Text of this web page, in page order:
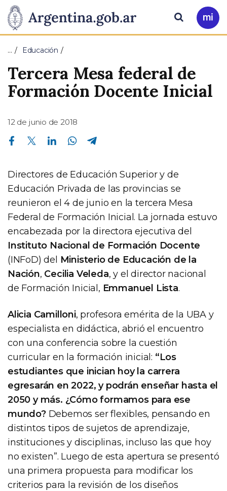
Presidencia
de
la
Nación
Pasar al contenido principal
Ir
a
Buscar
… Educación
Tercera Mesa federal de
Formación Docente Inicial
12 de junio de 2018
Compartir en Facebook Compartir en Twitter Compartir en Linkedin Compartir en Whatsapp
Directores de Educación Superior y de
Educación Privada de las provincias se
reunieron el 4 de junio en la tercera Mesa
Federal de Formación Inicial. La jornada estuvo
encabezada por la directora ejecutiva del
Instituto Nacional de Formación Docente
(INFoD) del Ministerio de Educación de la
Nación, Cecilia Veleda, y el director nacional
de Formación Inicial, Emmanuel Lista.
Alicia Camilloni, profesora emérita de la UBA y
especialista en didáctica, abrió el encuentro
con una conferencia sobre la cuestión
curricular en la formación inicial: “Los
estudiantes que inician hoy la carrera
egresarán en 2022, y podrán enseñar hasta el
2050 y más. ¿Cómo formamos para ese
mundo?Debemos ser flexibles, pensando en
distintos tipos de sujetos de aprendizaje,
instituciones y disciplinas, incluso las que hoy
no existen”. Luego de esta apertura se presentó
una primera propuesta para modificar los
criterios para la revisión de los diseños